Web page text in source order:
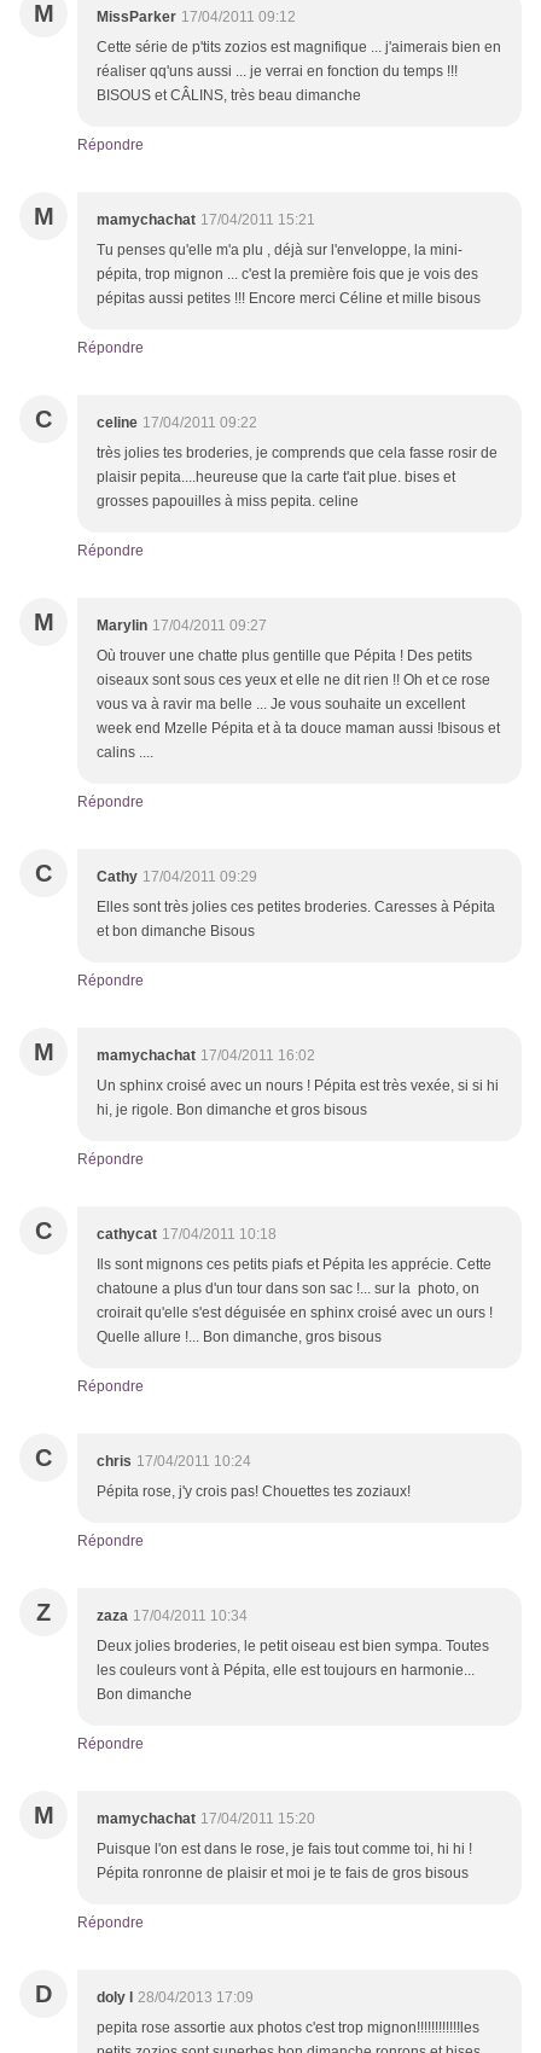
M MissParker 17/04/2011 09:12
Cette série de p'tits zozios est magnifique ... j'aimerais bien en
réaliser qq'uns aussi ... je verrai en fonction du temps !!!
BISOUS et CÂLINS, très beau dimanche
Répondre
M mamychachat 17/04/2011 15:21
Tu penses qu'elle m'a plu , déjà sur l'enveloppe, la mini-
pépita, trop mignon ... c'est la première fois que je vois des
pépitas aussi petites !!! Encore merci Céline et mille bisous
Répondre
C celine 17/04/2011 09:22
très jolies tes broderies, je comprends que cela fasse rosir de
plaisir pepita....heureuse que la carte t'ait plue. bises et
grosses papouilles à miss pepita. celine
Répondre
M Marylin 17/04/2011 09:27
Où trouver une chatte plus gentille que Pépita ! Des petits
oiseaux sont sous ces yeux et elle ne dit rien !! Oh et ce rose
vous va à ravir ma belle ... Je vous souhaite un excellent
week end Mzelle Pépita et à ta douce maman aussi !bisous et
calins ....
Répondre
C Cathy 17/04/2011 09:29
Elles sont très jolies ces petites broderies. Caresses à Pépita
et bon dimanche Bisous
Répondre
M mamychachat 17/04/2011 16:02
Un sphinx croisé avec un nours ! Pépita est très vexée, si si hi
hi, je rigole. Bon dimanche et gros bisous
Répondre
C cathycat 17/04/2011 10:18
Ils sont mignons ces petits piafs et Pépita les apprécie. Cette
chatoune a plus d'un tour dans son sac !... sur la photo, on
croirait qu'elle s'est déguisée en sphinx croisé avec un ours !
Quelle allure !... Bon dimanche, gros bisous
Répondre
C chris 17/04/2011 10:24
Pépita rose, j'y crois pas! Chouettes tes zoziaux!
Répondre
Z zaza 17/04/2011 10:34
Deux jolies broderies, le petit oiseau est bien sympa. Toutes
les couleurs vont à Pépita, elle est toujours en harmonie...
Bon dimanche
Répondre
M mamychachat 17/04/2011 15:20
Puisque l'on est dans le rose, je fais tout comme toi, hi hi !
Pépita ronronne de plaisir et moi je te fais de gros bisous
Répondre
D doly l
28/04/2013 17:09
pepita rose assortie aux photos c'est trop mignon!!!!!!!!!!!!les